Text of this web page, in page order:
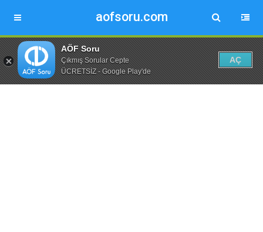
aofsoru.com
AÖF Soru
Çıkmış Sorular Cepte
ÜCRETSİZ - Google Play'de
AÇ